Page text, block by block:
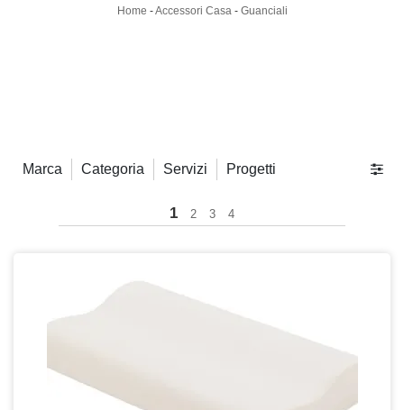
Home -Accessori Casa - Guanciali
Marca Categoria Servizi Progetti
1 2 3 4